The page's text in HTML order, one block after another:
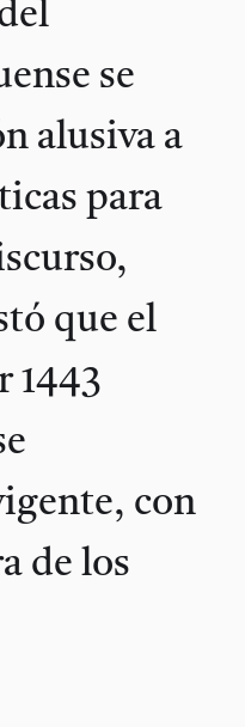
se
alusiva a
para
que el
1443
con
de los